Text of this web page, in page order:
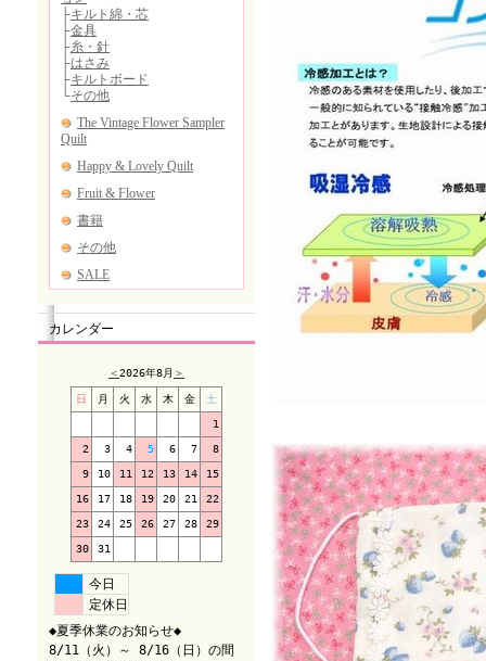
カレンダー
＜2026年8月 ＞
日 月 火 水 木 金 土
1
2 3 4 5 6 7 8
9 10 11 12 13 14 15
16 17 18 19 20 21 22
23 24 25 26 27 28 29
30 31
今日
定休日
◆夏季休業のお知らせ◆
8/11（火）～ 8/16（日）の間